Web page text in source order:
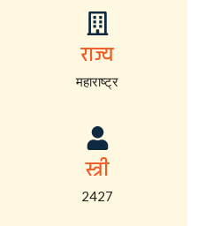
राज्य
महाराष्ट्र
स्त्री
2427